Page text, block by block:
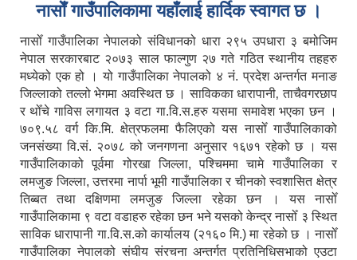
नासाेँ गाउँपालिकामा यहाँलाई हार्दिक स्वागत छ ।
नासोँ गाउँपालिका नेपालको संविधानको धारा २९५ उपधारा ३ बमोजिम
नेपाल सरकारबाट २०७३ साल फाल्गुण २७ गते गठित स्थानीय तहहरु
मध्येको एक हो । यो गाउँपालिका नेपालको ४ नं. प्रदेश अन्तर्गत मनाङ
जिल्लाको तल्लो भेगमा अवस्थित छ । साविकका धारापानी‚ ताचैवगरछाप
र थोँचे गाविस लगायत ३ वटा गा.वि.स.हरु यसमा समावेश भएका छन ।
७०९.५८ वर्ग कि.मि. क्षेत्रफलमा फैलिएको यस नासोँ गाउँपालिकाको
जनसंख्या वि.सं. २०७८ को जनगणना अनुसार १६७१ रहेको छ । यस
गाउँपालिकाको पूर्वमा गोरखा जिल्ला, पश्चिममा चामे गाउँपालिका र
लमजुङ जिल्ला, उत्तरमा नार्पा भूमी गाउँपालिका र चीनको स्वशासित क्षेत्र
तिब्बत तथा दक्षिणमा लमजुङ जिल्ला रहेका छन । यस नासोँ
गाउँपालिकामा ९ वटा वडाहरु रहेका छन भने यसको केन्द्र नासोँ ३ स्थित
साविक धारापानी गा.वि.स.को कार्यालय (२१६० मि.) मा रहेको छ । नासोँ
गाउँपालिका नेपालको संघीय संरचना अन्तर्गत प्रतिनिधिसभाको एउटा